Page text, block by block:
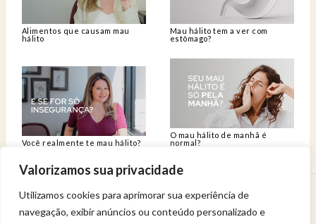
Valorizamos sua privacidade
Utilizamos cookies para aprimorar sua experiência de
navegação, exibir anúncios ou conteúdo personalizado e
Alimentos que causam mau
hálito
Mau hálito tem a ver com
estômago?
Você realmente te mau hálito?
O mau hálito de manhã é
normal?
Venha viver uma experiência de bem-estar.
Entregue a sua saúde a uma profissional qualificada.